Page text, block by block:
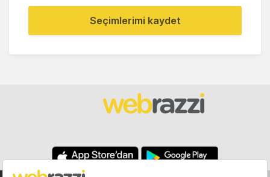
Seçimlerimi kaydet